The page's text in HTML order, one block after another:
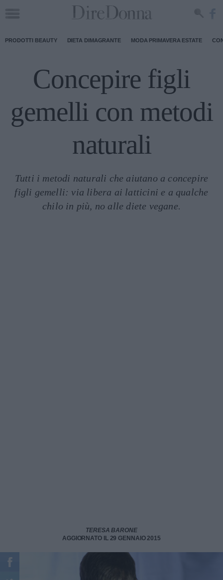
PRODOTTI BEAUTY DIETA DIMAGRANTE MODA PRIMAVERA ESTATE
Concepire figli
gemelli con metodi
naturali
Tutti i metodi naturali che aiutano a concepire
figli gemelli: via libera ai latticini e a qualche
chilo in più, no alle diete vegane.
TERESA BARONE
AGGIORNATO IL 29 GENNAIO 2015